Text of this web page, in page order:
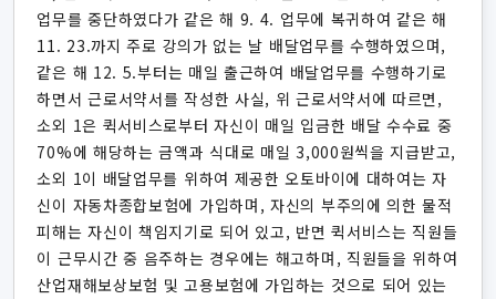
업무를 중단하였다가 같은 해 9. 4. 업무에 복귀하여 같은 해
11. 23.까지 주로 강의가 없는 날 배달업무를 수행하였으며,
같은 해 12. 5.부터는 매일 출근하여 배달업무를 수행하기로
하면서 근로서약서를 작성한 사실, 위 근로서약서에 따르면,
소외 1은 퀵서비스로부터 자신이 매일 입금한 배달 수수료 중
70%에 해당하는 금액과 식대로 매일 3,000원씩을 지급받고,
소외 1이 배달업무를 위하여 제공한 오토바이에 대하여는 자
신이 자동차종합보험에 가입하며, 자신의 부주의에 의한 물적
피해는 자신이 책임지기로 되어 있고, 반면 퀵서비스는 직원들
이 근무시간 중 음주하는 경우에는 해고하며, 직원들을 위하여
산업재해보상보험 및 고용보험에 가입하는 것으로 되어 있는